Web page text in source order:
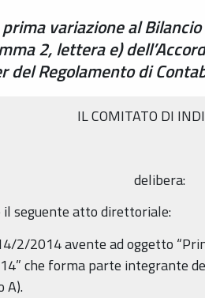
variazione al
2, lettera e)
del Regolamento di
IL COMITATO DI
delibera:
il seguente atto direttoriale:
2/2014 avente ad oggetto
che forma parte integrante
A).